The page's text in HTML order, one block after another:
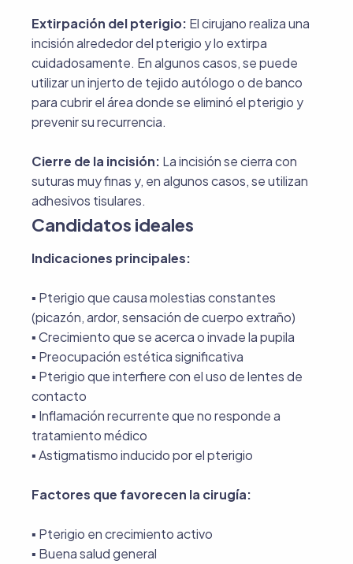
Extirpación del pterigio: El cirujano realiza una
incisión alrededor del pterigio y lo extirpa
cuidadosamente. En algunos casos, se puede
utilizar un injerto de tejido autólogo o de banco
para cubrir el área donde se eliminó el pterigio y
prevenir su recurrencia.
Cierre de la incisión: La incisión se cierra con
suturas muy finas y, en algunos casos, se utilizan
adhesivos tisulares.
Candidatos ideales
Indicaciones principales:
▪︎ Pterigio que causa molestias constantes
(picazón, ardor, sensación de cuerpo extraño)
▪︎ Crecimiento que se acerca o invade la pupila
▪︎ Preocupación estética significativa
▪︎ Pterigio que interfiere con el uso de lentes de
contacto
▪︎ Inflamación recurrente que no responde a
tratamiento médico
▪︎ Astigmatismo inducido por el pterigio
Factores que favorecen la cirugía:
▪︎ Pterigio en crecimiento activo
▪︎ Buena salud general